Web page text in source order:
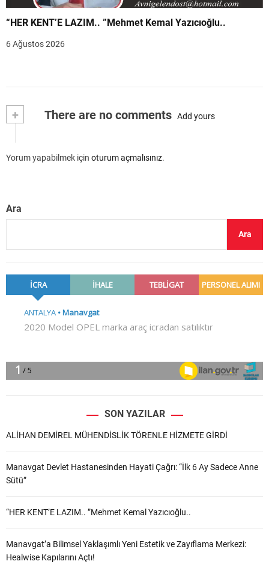
“HER KENT’E LAZIM.. ”Mehmet Kemal Yazıcıoğlu..
6 Ağustos 2026
+ There are no comments Add yours
Yorum yapabilmek için oturum açmalısınız.
Ara
Ara
SON YAZILAR
ALİHAN DEMİREL MÜHENDİSLİK TÖRENLE HİZMETE GİRDİ
Manavgat Devlet Hastanesinden Hayati Çağrı: “İlk 6 Ay Sadece Anne
Sütü”
“HER KENT’E LAZIM.. ”Mehmet Kemal Yazıcıoğlu..
Manavgat’a Bilimsel Yaklaşımlı Yeni Estetik ve Zayıflama Merkezi:
Healwise Kapılarını Açtı!